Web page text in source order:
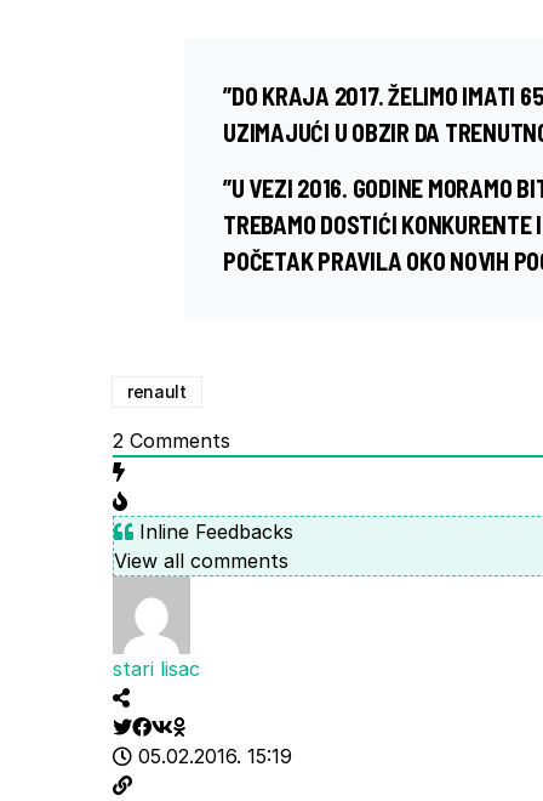
”DO KRAJA 2017. ŽELIMO IMATI
UZIMAJUĆI U OBZIR DA
”U VEZI 2016. GODINE MORAMO
TREBAMO DOSTIĆI
POČETAK PRAVILA OKO NOVIH
renault
2 Comments
Inline Feedbacks
View all comments
stari lisac
05.02.2016. 15:19